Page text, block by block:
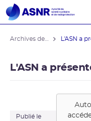
L'ASN a
L'ASN a
Publié le